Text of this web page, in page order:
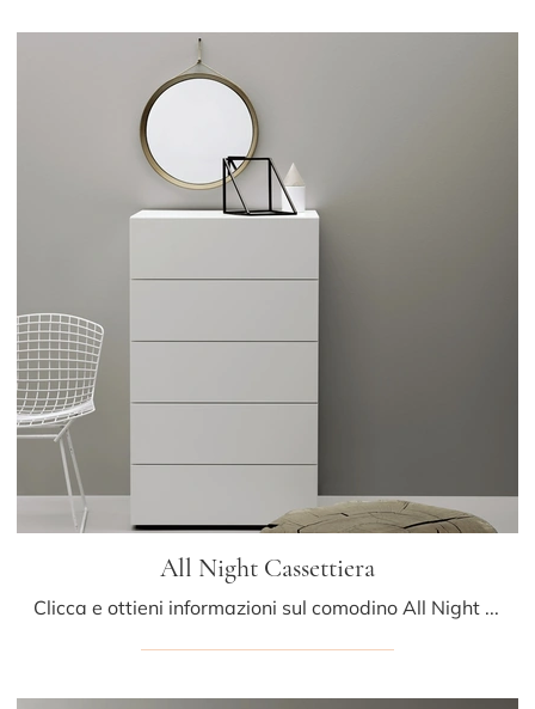
All Night Cassettiera
Clicca e ottieni informazioni sul comodino All Night Cassettiera: Comodini e mobili con cassetti di Kristalia sono ideali per spazi moderni.